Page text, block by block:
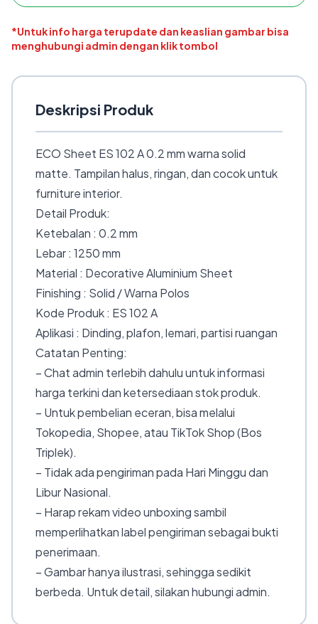
*Untuk info harga terupdate dan keaslian gambar bisa
menghubungi admin dengan klik tombol
Deskripsi Produk
ECO Sheet ES 102 A 0.2 mm warna solid
matte. Tampilan halus, ringan, dan cocok untuk
furniture interior.
Detail Produk:
Ketebalan : 0.2 mm
Lebar : 1250 mm
Material : Decorative Aluminium Sheet
Finishing : Solid / Warna Polos
Kode Produk : ES 102 A
Aplikasi : Dinding, plafon, lemari, partisi ruangan
Catatan Penting:
– Chat admin terlebih dahulu untuk informasi
harga terkini dan ketersediaan stok produk.
– Untuk pembelian eceran, bisa melalui
Tokopedia, Shopee, atau TikTok Shop (Bos
Triplek).
– Tidak ada pengiriman pada Hari Minggu dan
Libur Nasional.
– Harap rekam video unboxing sambil
memperlihatkan label pengiriman sebagai bukti
penerimaan.
– Gambar hanya ilustrasi, sehingga sedikit
berbeda. Untuk detail, silakan hubungi admin.